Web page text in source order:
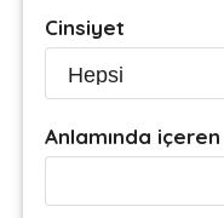
Cinsiyet
Anlamında içeren